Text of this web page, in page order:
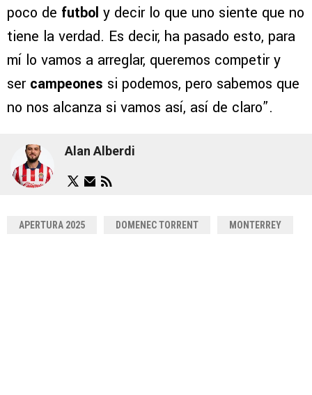
poco de futbol y decir lo que uno siente que no
tiene la verdad. Es decir, ha pasado esto, para
mí lo vamos a arreglar, queremos competir y
ser campeones si podemos, pero sabemos que
no nos alcanza si vamos así, así de claro”.
Alan Alberdi
APERTURA 2025 DOMENEC TORRENT MONTERREY